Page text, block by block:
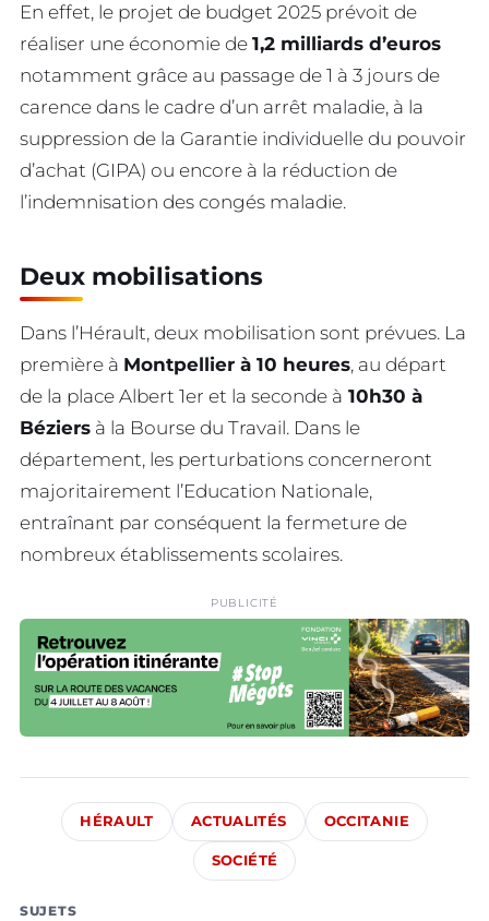
En effet, le projet de budget 2025 prévoit de
réaliser une économie de 1,2 milliards d’euros
notamment grâce au passage de 1 à 3 jours de
carence dans le cadre d’un arrêt maladie, à la
suppression de la Garantie individuelle du pouvoir
d’achat (GIPA) ou encore à la réduction de
l’indemnisation des congés maladie.
Deux mobilisations
Dans l’Hérault, deux mobilisation sont prévues. La
première à Montpellier à 10 heures, au départ
de la place Albert 1er et la seconde à 10h30 à
Béziers à la Bourse du Travail. Dans le
département, les perturbations concerneront
majoritairement l’Education Nationale,
entraînant par conséquent la fermeture de
nombreux établissements scolaires.
PUBLICITÉ
HÉRAULT ACTUALITÉS OCCITANIE
SOCIÉTÉ
SUJETS